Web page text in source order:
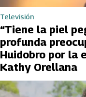
Televisión
“Tiene la piel
profunda
Huidobro por la
Kathy Orellana